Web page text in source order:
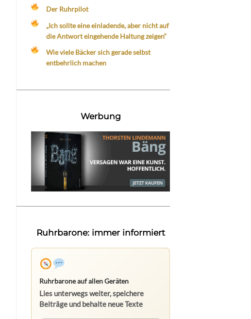
Der Ruhrpilot
„Ich sollte eine einladende, aber nicht auf
die Antwort eingehende Haltung zeigen“
Wie viele Bäcker sich gerade selbst
entbehrlich machen
Werbung
Ruhrbarone: immer informiert
Ruhrbarone auf allen Geräten
Lies unterwegs weiter, speichere
Beiträge und behalte neue Texte